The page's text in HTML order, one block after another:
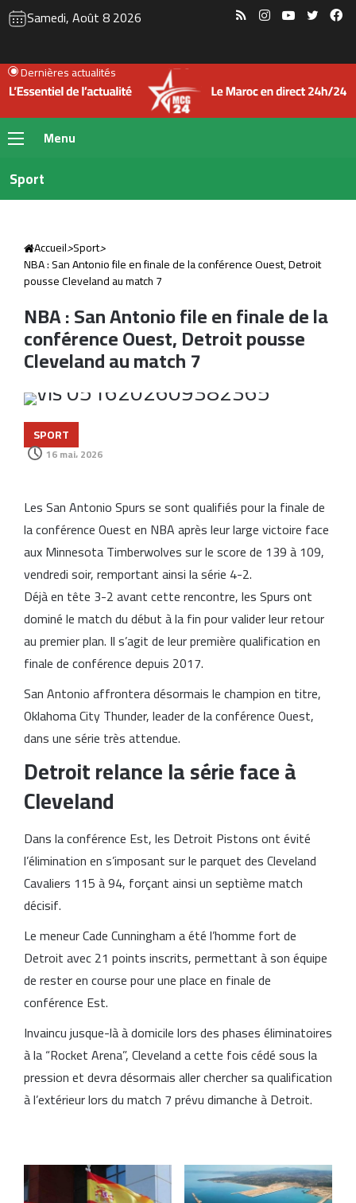
Samedi, Août 8 2026 RSS InstagramYouTube
Dernières actualités
Menu
Sport
Accueil>Sport>
NBA : San Antonio file en finale de la conférence Ouest, Detroit
pousse Cleveland au match 7
NBA : San Antonio file en finale de la
conférence Ouest, Detroit pousse
Cleveland au match 7
SPORT
16 mai، 2026
LesSan Antonio Spursse sont qualifiés pour la finale de
la conférence Ouest en NBAaprès leur large victoire face
auxMinnesota Timberwolvessur le score de 139 à 109,
vendredi soir, remportant ainsi la série 4-2.
Déjà en tête 3-2 avant cette rencontre, les Spurs ont
dominé le match du début à la fin pour valider leur retour
au premier plan. Il s’agit de leur première qualification en
finale de conférence depuis 2017.
San Antonio affrontera désormais le champion en titre,
Oklahoma City Thunder, leader de la conférence Ouest,
dans une série très attendue.
Detroit relance la série face à
Cleveland
Dans la conférence Est, les Detroit Pistonsont évité
l’élimination en s’imposant sur le parquet desCleveland
Cavaliers 115 à 94, forçant ainsi un septième match
décisif.
Le meneurCade Cunninghama été l’homme fort de
Detroit avec 21 points inscrits, permettant à son équipe
de rester en course pour une place en finale de
conférence Est.
Invaincu jusque-là à domicile lors des phases éliminatoires
à la “Rocket Arena”, Cleveland a cette fois cédé sous la
pression et devra désormais aller chercher sa qualification
à l’extérieur lors du match 7 prévu dimanche à Detroit.